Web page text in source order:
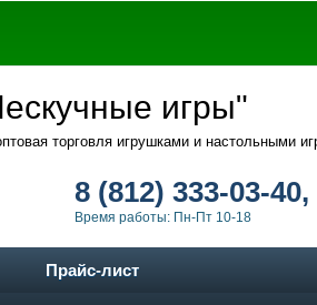
игры"
торговля игрушками и настольными
8 (812) 333-03-
Время работы: Пн-Пт 10-18
Прайс-лист